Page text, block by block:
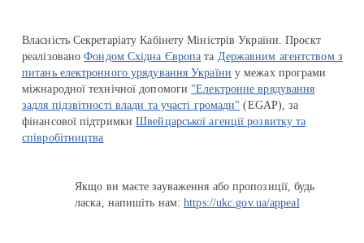
Власність Секретаріату Кабінету Міністрів України. Проєкт
реалізованоФондом Східна Європа та Державним агентством з
питань електронного урядування України у межах програми
міжнародної технічної допомоги "Електронне врядування
задля підзвітності влади та участі громади" (EGAP), за
фінансової підтримкиШвейцарської агенції розвитку та
співробітництва
Якщо ви маєте зауваження або пропозиції, будь
ласка, напишіть нам:https://ukc.gov.ua/appeal